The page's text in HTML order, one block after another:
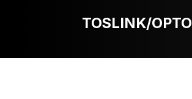
TOSLINK/OPTO